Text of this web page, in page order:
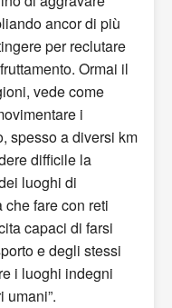
ancor di più
per reclutare
Ormai il
vede come
i
spesso a diversi km
difficile la
luoghi di
fare con reti
capaci di farsi
e degli stessi
i luoghi indegni
umani”.